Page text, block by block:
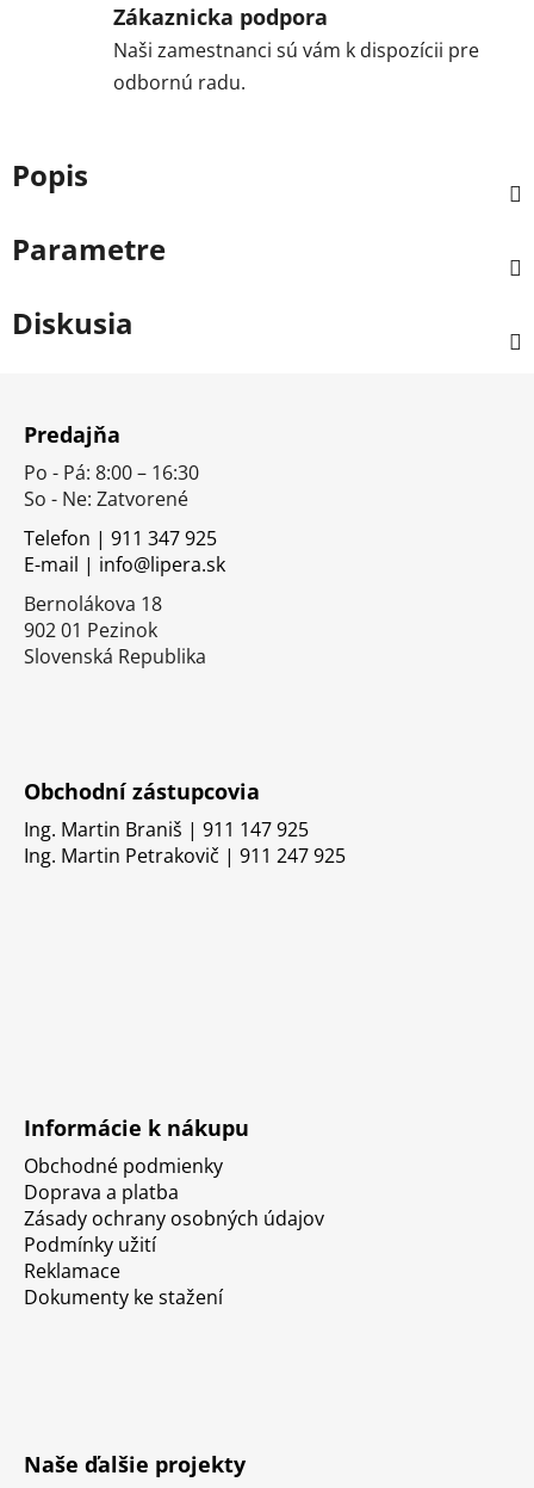
Zákaznicka podpora
Naši zamestnanci sú vám k dispozícii pre
odbornú radu.
Popis
Parametre
Diskusia
Predajňa
Po - Pá: 8:00 – 16:30
So - Ne: Zatvorené
Telefon | 911 347 925
E-mail | info@lipera.sk
Bernolákova 18
902 01 Pezinok
Slovenská Republika
Obchodní zástupcovia
Ing. Martin Braniš | 911 147 925
Ing. Martin Petrakovič | 911 247 925
Informácie k nákupu
Obchodné podmienky
Doprava a platba
Zásady ochrany osobných údajov
Podmínky užití
Reklamace
Dokumenty ke stažení
Naše ďalšie projekty